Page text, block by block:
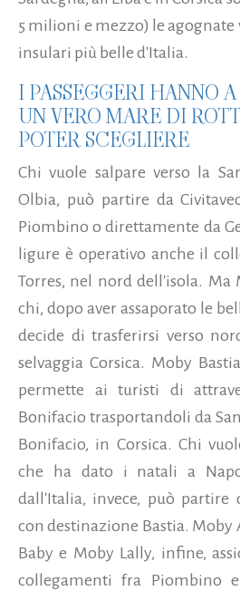
5 milioni e mezzo) le agognate
insulari più belle d'Italia.
I PASSEGGERI HANNO
UN VERO MARE DI
POTER SCEGLIERE
Chi vuole salpare verso la
Olbia, può partire da
Piombino o direttamente da
ligure è operativo anche il
Torres, nel nord dell'isola.
chi, dopo aver assaporato le
decide di trasferirsi verso
selvaggia Corsica. Moby
permette ai turisti di
Bonifacio trasportandoli da
Bonifacio, in Corsica. Chi
che ha dato i natali a
dall'Italia, invece, può partire
con destinazione Bastia. Moby
Baby e Moby Lally, infine,
collegamenti fra Piombino